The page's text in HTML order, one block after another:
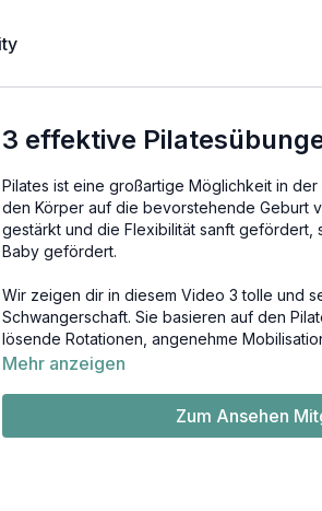
3 effektive
Pilates ist eine großartige Möglichkeit in
den Körper auf die bevorstehende Geburt
gestärkt und die Flexibilität sanft gefördert,
Baby gefördert.
Wir zeigen dir in diesem Video 3 tolle und
Schwangerschaft. Sie basieren auf den
lösende Rotationen, angenehme
Mehr anzeigen
Zum Ansehen